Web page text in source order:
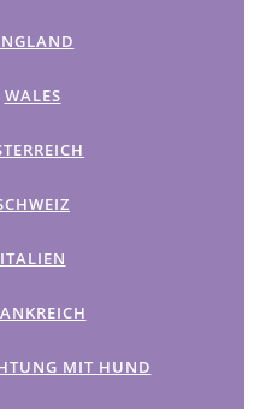
WALES
ITALIEN
MIT HUND